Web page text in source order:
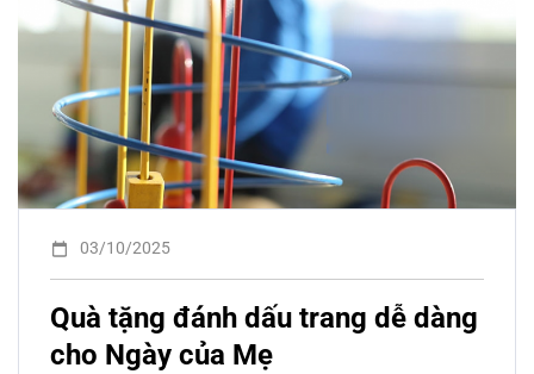
03/10/2025
Quà tặng đánh dấu trang dễ dàng
cho Ngày của Mẹ